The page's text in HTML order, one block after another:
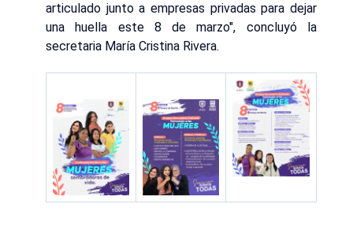
articulado junto a empresas privadas para dejar
una huella este 8 de marzo", concluyó la
secretaria María Cristina Rivera.